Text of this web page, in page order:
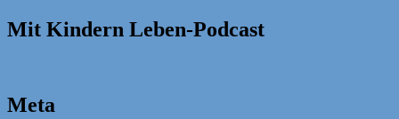
Mit Kindern Leben-Podcast
Meta